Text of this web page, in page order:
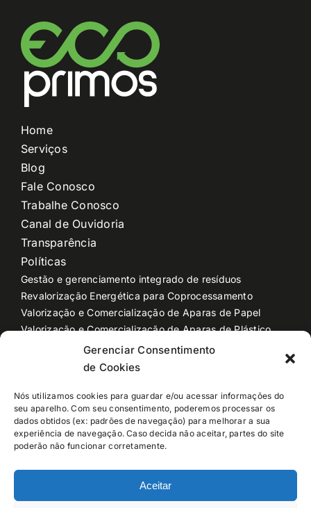
Gerenciar Consentimento
de Cookies
Nós utilizamos cookies para guardar e/ou acessar informações do
seu aparelho. Com seu consentimento, poderemos processar os
dados obtidos (ex: padrões de navegação) para melhorar a sua
experiência de navegação. Caso decida não aceitar, partes do site
poderão não funcionar corretamente.
Aceitar
Home
Serviços
Blog
Fale Conosco
Trabalhe Conosco
Canal de Ouvidoria
Transparência
Políticas
Gestão e gerenciamento integrado de resíduos
Revalorização Energética para Coprocessamento
Valorização e Comercialização de Aparas de Papel
Valorização e Comercialização de Aparas de Plástico
Valorização e Comercialização de Sucata
Produção de Cavaco para Biomassa
Industrialização e Reciclagem de plástico
Coleta e Transporte de Resíduos
Logística Dedicada
Locação de Caçambas e Equipamentos